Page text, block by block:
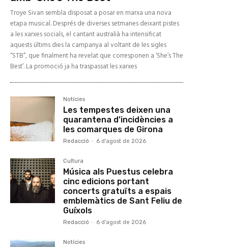
Troye Sivan sembla disposat a posar en marxa una nova
etapa musical. Després de diverses setmanes deixant pistes
a les xarxes socials, el cantant australià ha intensificat
aquests últims dies la campanya al voltant de les sigles
“STB”, que finalment ha revelat que corresponen a ‘She’s The
Best’. La promoció ja ha traspassat les xarxes
Notícies
Les tempestes deixen una
quarantena d’incidències a
les comarques de Girona
Redacció - 6 d'agost de 2026
Cultura
Música als Puestus celebra
cinc edicions portant
concerts gratuïts a espais
emblemàtics de Sant Feliu de
Guíxols
Redacció - 6 d'agost de 2026
Notícies